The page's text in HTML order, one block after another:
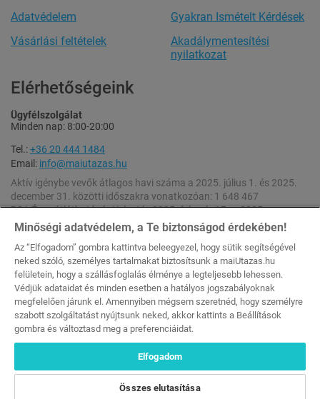
-33%
179 800 Ft 120 000 Ft
-33%
179 800 Ft 120 000 Ft
Adatvédelem
Vásárlási feltételek
Gyakran Ismételt Kérdések
Akadálymentesítési
nyilatkozat
Elérhetőségeink
Ügyfélszolgálat
Minden nap: 8:00-20:00
Tel.:+36 20 444 1484
Email: info@maiutazas.hu
Aktív igénybe vevők átlagos havi száma a 2025. július 1. és 2025.
december 31. közötti időszakra vonatkozóan: 1 648 467
DSA Éves átláthatósági jelentés 2025. február 17. – 2025.
december 31. [Letöltés]
DSA Éves átláthatósági jelentés 2024. február 17. – 2025. február
16. [ Letöltés]
A weboldalon feltüntetett kedvezmények a szállások napi szobaáraiból (rack
rate) számolódnak.
Minden Jog Fenntartva © 2026 maiutazas.hu (MKEH Engedélyszám: U-
002044 [Szallas Group Zrt.])
Minőségi adatvédelem, a Te biztonságod érdekében!
Az “Elfogadom” gombra kattintva beleegyezel, hogy sütik segítségével
neked szóló, személyes tartalmakat biztosítsunk a maiUtazas.hu
felületein, hogy a szállásfoglalás élménye a legteljesebb lehessen.
Védjük adataidat és minden esetben a hatályos jogszabályoknak
megfelelően járunk el. Amennyiben mégsem szeretnéd, hogy személyre
szabott szolgáltatást nyújtsunk neked, akkor kattints a Beállítások
gombra és változtasd meg a preferenciáidat.
Elfogadom
Összes elutasítása